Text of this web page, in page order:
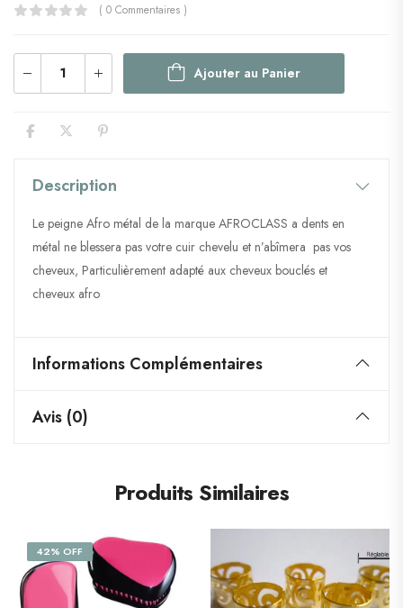
( 0 Commentaires )
Ajouter au Panier
Description
Le peigne Afro métal de la marque AFROCLASS a dents en
métal ne blessera pas votre cuir chevelu et n’abîmera pas vos
cheveux, Particulièrement adapté aux cheveux bouclés et
cheveux afro
Informations Complémentaires
Avis (0)
Produits Similaires
42% OFF